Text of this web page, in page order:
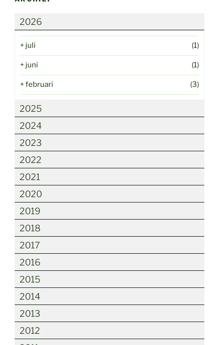
2026
+ juli (1)
+ juni (1)
+februari (3)
2025
2024
2023
2022
2021
2020
2019
2018
2017
2016
2015
2014
2013
2012